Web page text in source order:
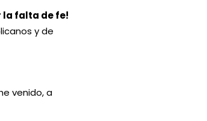
la falta de fe!
y de
venido, a